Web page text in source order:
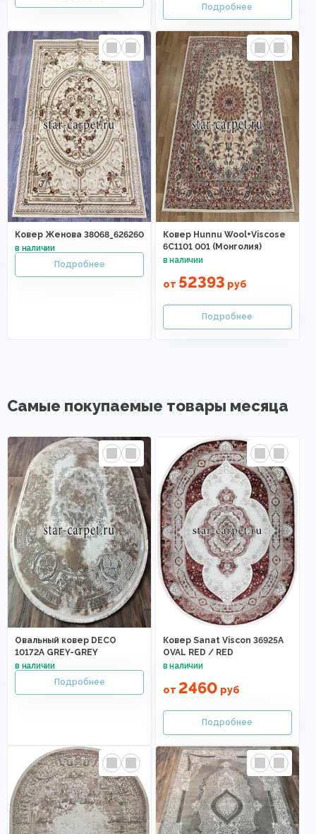
Ковер Женова 38068_626260
Ковер Hunnu Wool+Viscose
6C1101 001 (Монголия)
от 52393 руб
Самые покупаемые товары месяца
Овальный ковер DECO
10172A GREY-GREY
Ковер Sanat Viscon 36925A
OVAL RED / RED
от 2460 руб